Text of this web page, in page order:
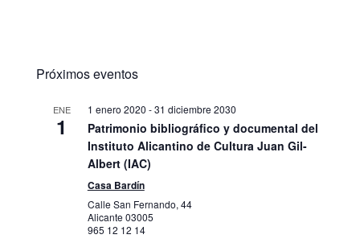
Próximos eventos
ENE
1
1 enero 2020 -31 diciembre 2030
Patrimonio bibliográfico y documental del
Instituto Alicantino de Cultura Juan Gil-
Albert (IAC)
Casa Bardín
Calle San Fernando, 44
Alicante 03005
965 12 12 14